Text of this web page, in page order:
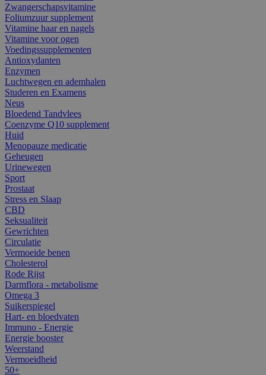
Zwangerschapsvitamine
Foliumzuur supplement
Vitamine haar en nagels
Vitamine voor ogen
Voedingssupplementen
Antioxydanten
Enzymen
Luchtwegen en ademhalen
Studeren en Examens
Neus
Bloedend Tandvlees
Coenzyme Q10 supplement
Huid
Menopauze medicatie
Geheugen
Urinewegen
Sport
Prostaat
Stress en Slaap
CBD
Seksualiteit
Gewrichten
Circulatie
Vermoeide benen
Cholesterol
Rode Rijst
Darmflora - metabolisme
Omega 3
Suikerspiegel
Hart- en bloedvaten
Immuno - Energie
Energie booster
Weerstand
Vermoeidheid
50+